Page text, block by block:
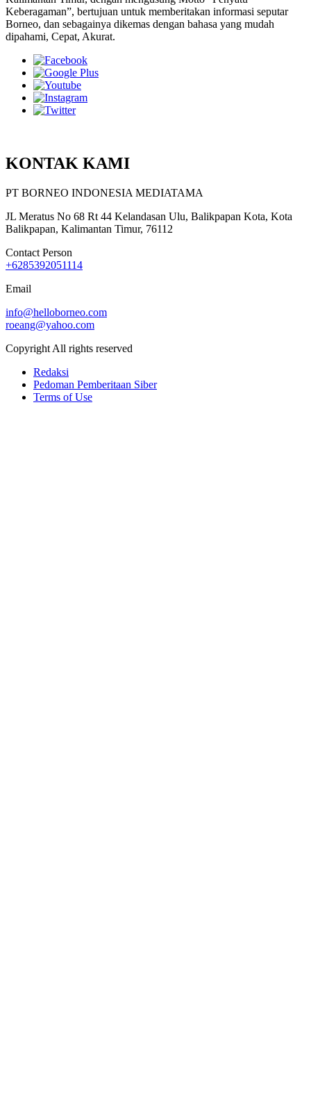
Keberagaman”, bertujuan untuk memberitakan informasi seputar
Borneo, dan sebagainya dikemas dengan bahasa yang mudah
dipahami, Cepat, Akurat.
KONTAK KAMI
PT BORNEO INDONESIA MEDIATAMA
JL Meratus No 68 Rt 44 Kelandasan Ulu, Balikpapan Kota, Kota
Balikpapan, Kalimantan Timur, 76112
Contact Person
+6285392051114
Email
info@helloborneo.com
roeang@yahoo.com
Copyright All rights reserved
Redaksi
Pedoman Pemberitaan Siber
Terms of Use